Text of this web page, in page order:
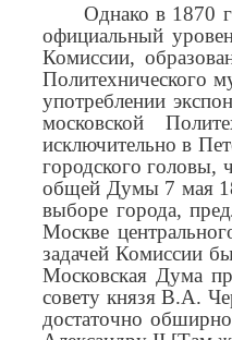
Однако в 1870
официальный
Комиссии,
Политехнического
употреблении
московской
исключительно в
городского головы,
общей Думы 7 мая
выборе города,
Москве
задачей Комиссии
Московская Дума
совету князя В.А.
достаточно